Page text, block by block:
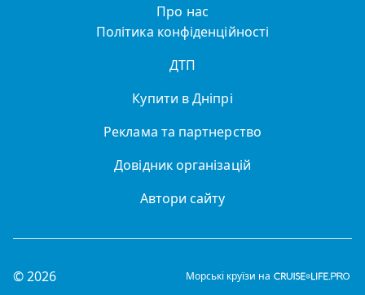
Про нас
Політика конфіденційності
ДТП
Купити в Дніпрі
Реклама та партнерство
Довідник організацій
Автори сайту
© 2026 Морські круїзи на